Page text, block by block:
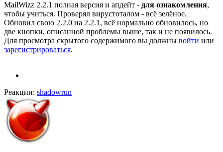
MailWizz 2.2.1 полная версия и апдейт - для ознакомления,
чтобы учиться. Проверял вирустоталом - всё зелёное.
Обновил свою 2.2.0 на 2.2.1, всё нормально обновилось, но
две кнопки, описанной проблемы выше, так и не появилось.
Для просмотра скрытого содержимого вы должны войти или
зарегистрироваться.
Реакции: shadowrun